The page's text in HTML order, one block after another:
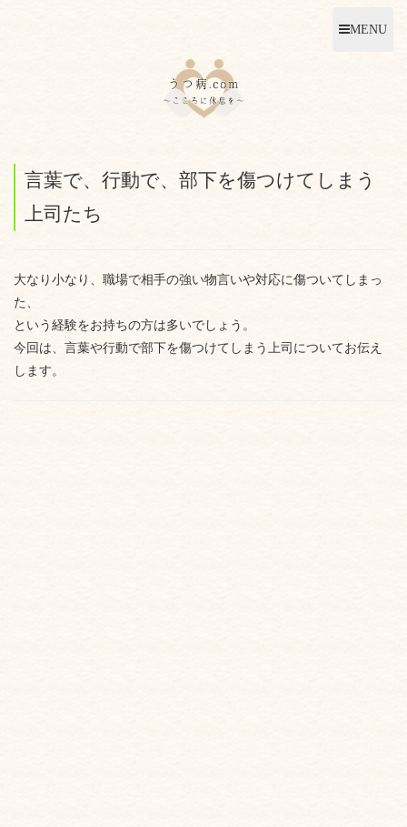
MENU
言葉で、行動で、部下を傷つけてしまう
上司たち
大なり小なり、職場で相手の強い物言いや対応に傷ついてしまっ
た、
という経験をお持ちの方は多いでしょう。
今回は、言葉や行動で部下を傷つけてしまう上司についてお伝え
します。